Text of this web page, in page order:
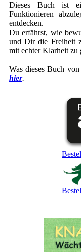
Dieses Buch ist
Funktionieren
entdecken.
Du erfährst, wie
und Dir die Freiheit
mit echter Klarheit zu
Was dieses Buch
hier.